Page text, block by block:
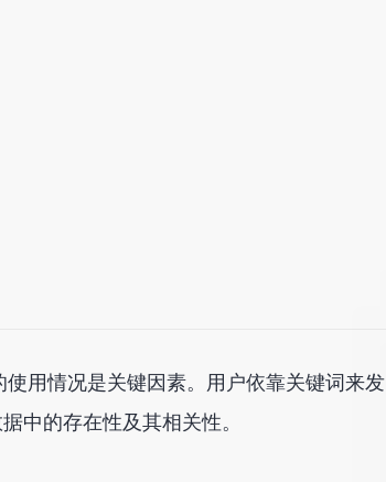
用情况是关键因素。用户依靠关键词来发
中的存在性及其相关性。